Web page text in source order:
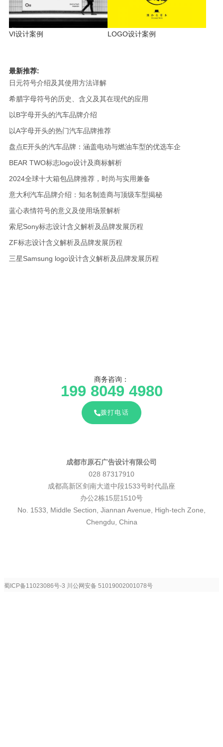
VI设计案例 LOGO设计案例
最新推荐:
日元符号介绍及其使用方法详解
希腊字母符号的历史、含义及其在现代的应用
以B字母开头的汽车品牌介绍
以A字母开头的热门汽车品牌推荐
盘点E开头的汽车品牌：涵盖电动与燃油车型的优选车企
BEAR TWO标志logo设计及商标解析
2024全球十大箱包品牌推荐，时尚与实用兼备
意大利汽车品牌介绍：知名制造商与顶级车型揭秘
蓝心表情符号的意义及使用场景解析
索尼Sony标志设计含义解析及品牌发展历程
ZF标志设计含义解析及品牌发展历程
三星Samsung logo设计含义解析及品牌发展历程
商务咨询：
199 8049 4980
拨打电话
成都市原石广告设计有限公司
028 87317910
成都高新区剑南大道中段1533号时代晶座
办公2栋15层1510号
No. 1533, Middle Section, Jiannan Avenue, High-tech Zone,
Chengdu, China
蜀ICP备11023086号-3 川公网安备 51019002001078号